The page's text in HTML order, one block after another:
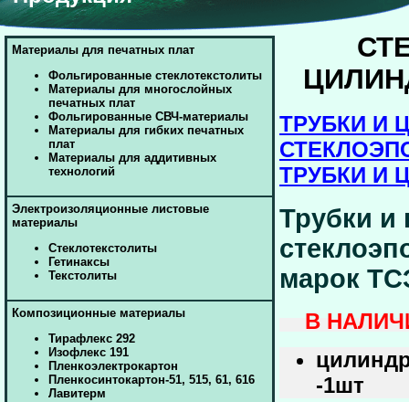
Материалы для печатных плат
Фольгированные стеклотекстолиты
Материалы для многослойных
печатных плат
Фольгированные СВЧ-материалы
Материалы для гибких печатных
плат
Материалы для аддитивных
технологий
Электроизоляционные листовые
материалы
Стеклотекстолиты
Гетинаксы
Текстолиты
Композиционные материалы
Тирафлекс 292
Изофлекс 191
Пленкоэлектрокартон
Пленкосинтокартон-51, 515, 61, 616
Лавитерм
ТРУБКИ И
ТРУБКИ И
Трубки и
марок
В
-1шт